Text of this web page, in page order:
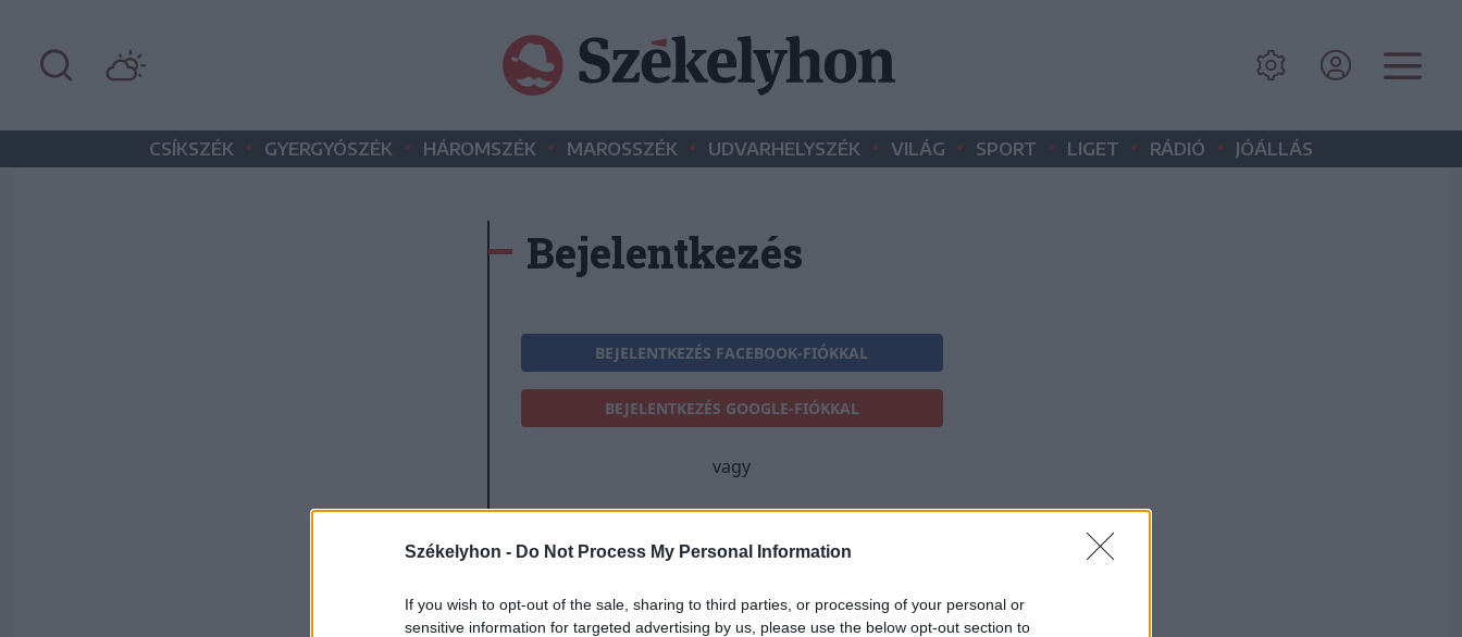
Székelyhon - Do Not Process My Personal Information
If you wish to opt-out of the sale, sharing to third parties, or processing of your personal or
sensitive information for targeted advertising by us, please use the below opt-out section to
CSÍKSZÉK • GYERGYÓSZÉK • HÁROMSZÉK • MAROSSZÉK • UDVARHELYSZÉK • VILÁG • SPORT • LIGET • RÁDIÓ • JÓÁLLÁS
Bejelentkezés
BEJELENTKEZÉS FACEBOOK-FIÓKKAL
BEJELENTKEZÉS GOOGLE-FIÓKKAL
vagy
E-mail-cím
Jelszó